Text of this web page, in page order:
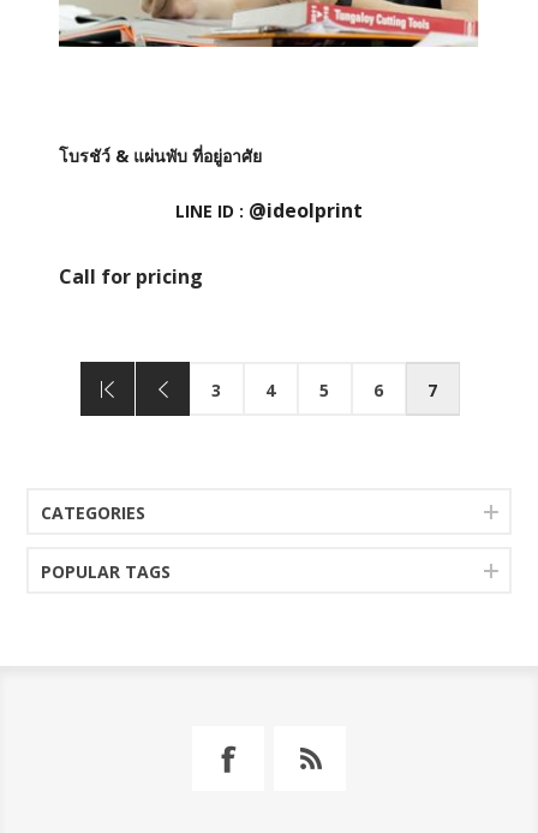
โบรชัว์ & แผ่นพับ ที่อยู่อาศัย
LINE ID : @ideolprint
Call for pricing
3 4 5 6 7
CATEGORIES
POPULAR TAGS